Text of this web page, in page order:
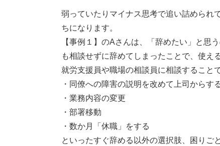
弱っていたりマイナス思考で追い詰められ
ちになります。
【事例１】のAさんは、「辞めたい」と思
も相談せずに辞めてしまったことで、使え
就労支援員や職場の相談員に相談することで
・同僚への障害の説明を改めて上司からす
・業務内容の変更
・部署移動
・数か月「休職」をする
といったすぐ辞める以外の選択肢、困りご